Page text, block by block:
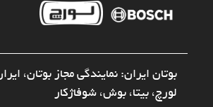
بوتان ایران: نمایندگی مجاز بوتان،
لورچ، بیتا، بوش، شوفاژکار